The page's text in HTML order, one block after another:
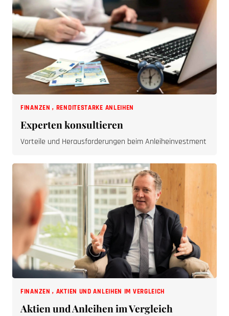
FINANZEN, RENDITESTARKE ANLEIHEN
Experten konsultieren
Vorteile und Herausforderungen beim Anleiheinvestment
FINANZEN, AKTIEN UND ANLEIHEN IM VERGLEICH
Aktien und Anleihen im Vergleich